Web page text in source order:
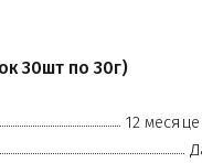
30шт по 30г)
12